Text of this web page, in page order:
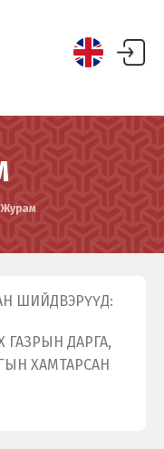
Журам
ШИЙДВЭРҮҮД:
ГАЗРЫН ДАРГА,
ХАМТАРСАН